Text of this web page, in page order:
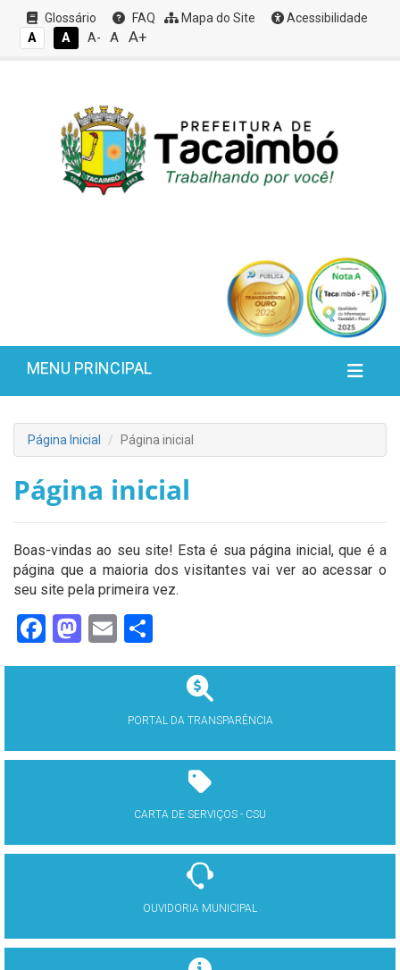
Glossário FAQ Mapa do Site
Acessibilidade
A
A A- A A+
MENU PRINCIPAL
Página Inicial Página inicial
Página inicial
Boas-vindas ao seu site! Esta é sua página inicial, que é a
página que a maioria dos visitantes vai ver ao acessar o
seu site pela primeira vez.
Facebook
Mastodon
Email
PORTAL DA TRANSPARÊNCIA
CARTA DE SERVIÇOS - CSU
OUVIDORIA MUNICIPAL